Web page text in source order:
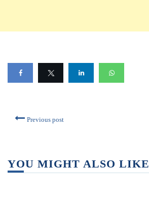
Previous post
YOU MIGHT ALSO LIKE